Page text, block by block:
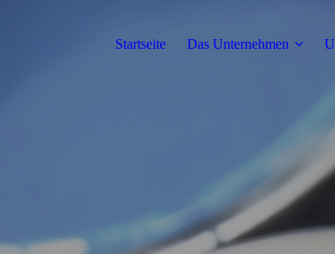
Startseite Das Unternehmen